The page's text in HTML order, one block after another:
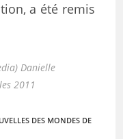
a été remis
Danielle
2011
DES MONDES DE